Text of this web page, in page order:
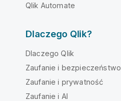
Qlik Automate
Dlaczego Qlik?
Dlaczego Qlik
Zaufanie i bezpieczeństwo
Zaufanie i prywatność
Zaufanie i AI